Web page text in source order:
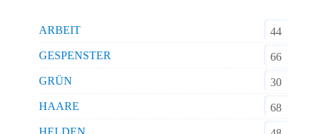
ARBEIT
44
GESPENSTER
66
GRÜN
30
HAARE
68
HELDEN